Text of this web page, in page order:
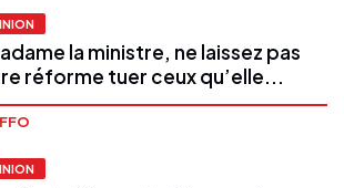
la ministre, ne laissez pas
réforme tuer ceux qu’elle...